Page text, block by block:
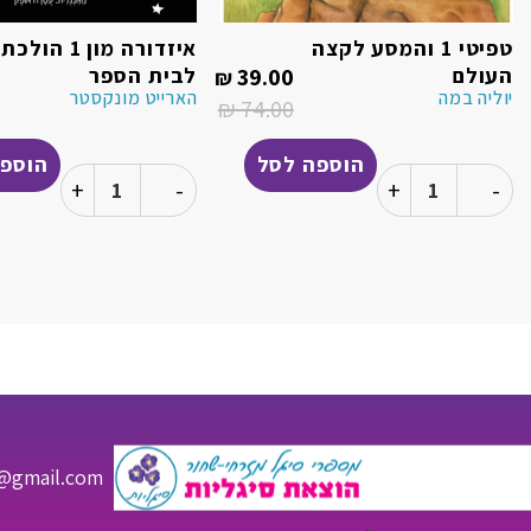
טפיטי 1 והמסע לקצה
העולם
יוליה במה 74.00
₪המחיר
המקורי
היה:
74.00 ₪.
39.00
₪
המחיר
הנוכחי
הוא:
כמות של טפיטי 1 והמסע לקצה העולם
הוספה לסל
איזדורה מון 1 הולכת
לבית הספר
הארייט מונקסטר
כמות של איזדורה מון 1 הולכת